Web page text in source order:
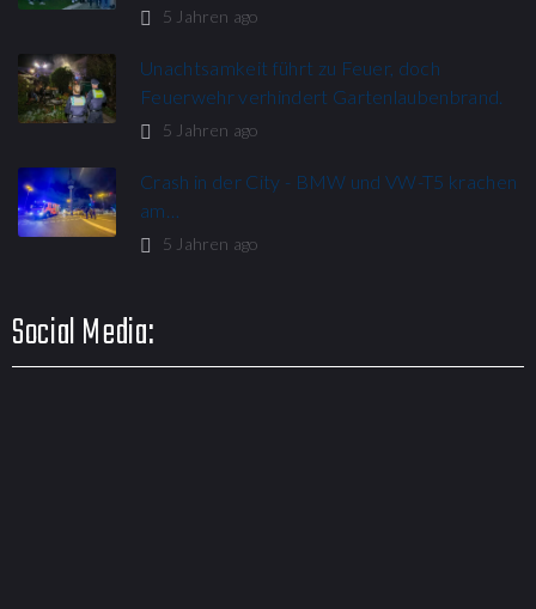
5 Jahren ago
Unachtsamkeit führt zu Feuer, doch
Feuerwehr verhindert Gartenlaubenbrand.
5 Jahren ago
Crash in der City - BMW und VW-T5 krachen
am…
5 Jahren ago
Social Media: